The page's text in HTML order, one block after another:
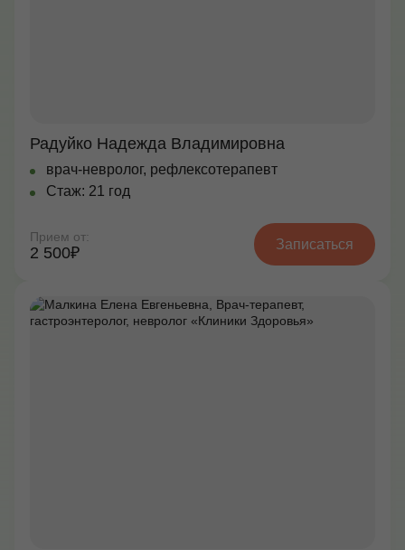
Радуйко Надежда Владимировна
врач-невролог, рефлексотерапевт
Стаж: 21 год
Прием от:
2 500₽ Записаться